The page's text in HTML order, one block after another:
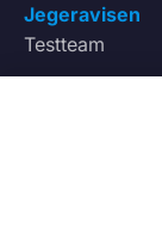
Jegeravisen
Testteam